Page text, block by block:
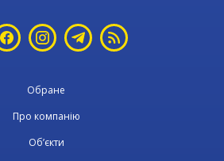
Обране
Про компанію
Об’єкти